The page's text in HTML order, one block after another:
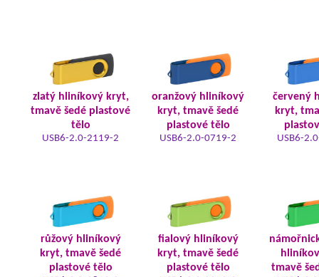
zlatý hliníkový kryt,
tmavě šedé plastové
tělo
USB6-2.0-2119-2
oranžový hliníkový
kryt, tmavě šedé
plastové tělo
USB6-2.0-0719-2
červený
kryt,
USB6-
růžový hliníkový
kryt, tmavě šedé
plastové tělo
fialový hliníkový
kryt, tmavě šedé
plastové tělo
tmavě